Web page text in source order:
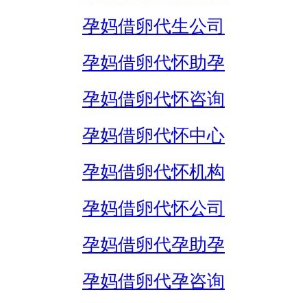
孕妈借卵代生公司
孕妈借卵代怀助孕
孕妈借卵代怀咨询
孕妈借卵代怀中心
孕妈借卵代怀机构
孕妈借卵代怀公司
孕妈借卵代孕助孕
孕妈借卵代孕咨询